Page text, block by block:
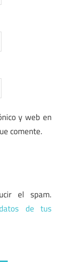
y web en
comente.
el spam.
de tus